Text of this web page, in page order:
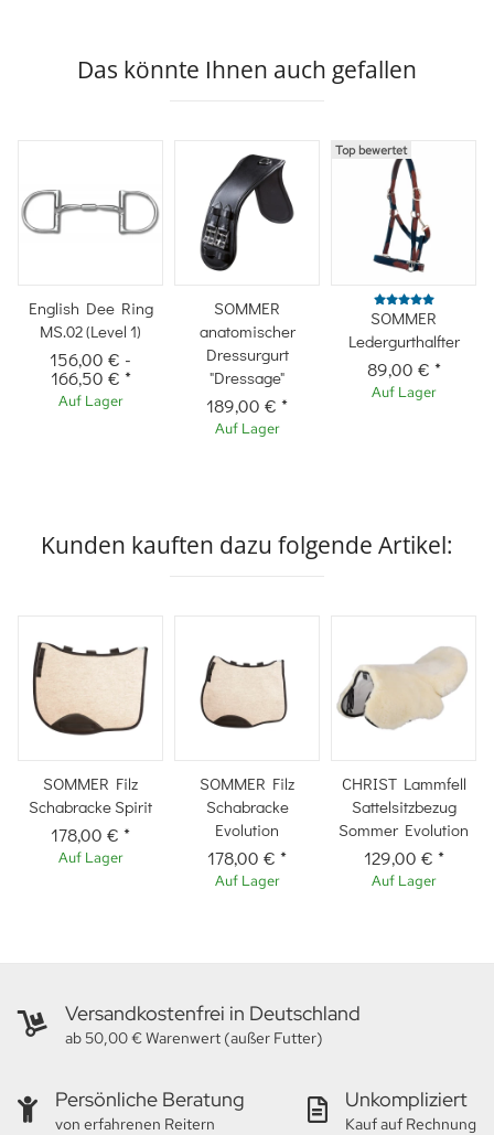
Das könnte Ihnen auch gefallen
English Dee Ring
MS.02 (Level 1)
156,00 € -
166,50 € *
Auf Lager
SOMMER
anatomischer
Dressurgurt
"Dressage"
189,00 € *
Auf Lager
Top bewertet
SOMMER
Ledergurthalfter
89,00 € *
Auf Lager
Kunden kauften dazu folgende Artikel:
SOMMER Filz
Schabracke Spirit
178,00 € *
Auf Lager
SOMMER Filz
Schabracke
Evolution
178,00 € *
Auf Lager
CHRIST Lammfell
Sattelsitzbezug
Sommer Evolution
129,00 € *
Auf Lager
Versandkostenfrei in Deutschland
ab 50,00 € Warenwert (außer Futter)
Persönliche Beratung
von erfahrenen Reitern
Unkompliziert
Kauf auf Rechnung